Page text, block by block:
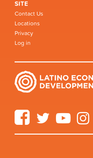
SITE
Contact Us
Locations
Privacy
Log in
FacebookTwitter YouTube